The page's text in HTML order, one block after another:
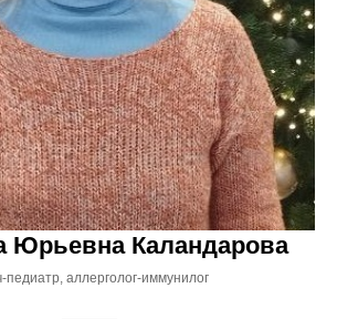
Каландарова
педиатр, аллерголог-иммунилог